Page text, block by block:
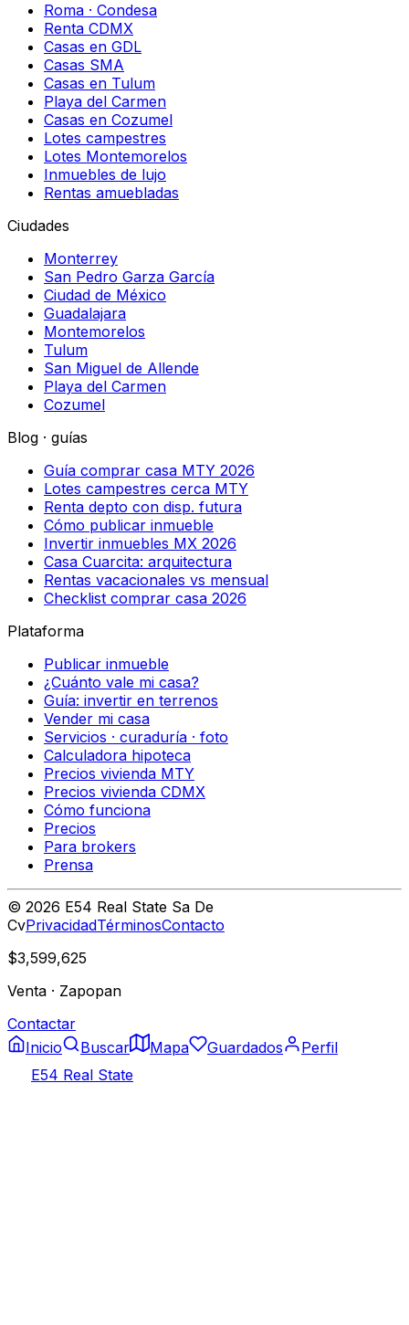
Roma · Condesa
Renta CDMX
Casas en GDL
Casas SMA
Casas en Tulum
Playa del Carmen
Casas en Cozumel
Lotes campestres
Lotes Montemorelos
Inmuebles de lujo
Rentas amuebladas
Ciudades
Monterrey
San Pedro Garza García
Ciudad de México
Guadalajara
Montemorelos
Tulum
San Miguel de Allende
Playa del Carmen
Cozumel
Blog · guías
Guía comprar casa MTY 2026
Lotes campestres cerca MTY
Renta depto con disp. futura
Cómo publicar inmueble
Invertir inmuebles MX 2026
Casa Cuarcita: arquitectura
Rentas vacacionales vs mensual
Checklist comprar casa 2026
Plataforma
Publicar inmueble
¿Cuánto vale mi casa?
Guía: invertir en terrenos
Vender mi casa
Servicios · curaduría · foto
Calculadora hipoteca
Precios vivienda MTY
Precios vivienda CDMX
Cómo funciona
Precios
Para brokers
Prensa
© 2026 E54 Real State Sa De
CvPrivacidadTérminosContacto
$3,599,625
Venta · Zapopan
Contactar
Inicio
Buscar Mapa Guardados
Perfil
E54 Real State